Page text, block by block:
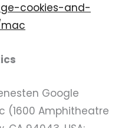
cookies-and-
mac
Google
(1600 Amphitheatre